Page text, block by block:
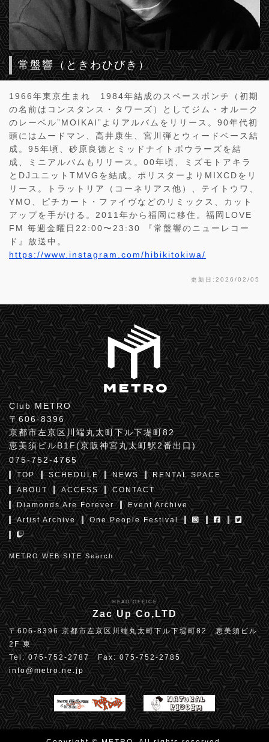
常盤響（ときわひびき）
1966年東京生まれ 1984年結成のスペースポンチ（初期
の名前はコンスタンス・タワーズ）としてジム・オルーク
のレーベル”MOIKAI”よりアルバムをリリース。90年代初
頭にはムードマン、高井康生、宮川弾とウィードベース結
成。95年頃、砂原良徳とミッドナイトボウラーズを結
成、ミニアルバムもリリース。00年頃、ミズモトアキラ
とDJユニットTMVGを結成。ポリスターよりMIXCDをリ
リース。トラットリア（コーネリアス他）、テイトウワ、
YMO、ピチカート・ファイヴなどのリミックス、カット
アップを手がける。2011年から福岡に移住。福岡LOVE
FM 毎週金曜日22:00〜23:30 『常盤響のニューレコー
ド』放送中。
https://www.instagram.com/hibikitokiwa/
更新日:2026/02/05
Club METRO
〒606-8396
京都市左京区川端丸太町下ル下堤町82
恵美須ビルB1F(京阪神宮丸太町駅2番出口)
075-752-4765
TOP SCHEDULE NEWS
RENTAL SPACE
ABOUT
ACCESS
CONTACT
Diamonds Are Forever
Event Archive
Artist Archive
One People Festival
METRO WEB SITE Search
HEAD OFFICE
Zac Up Co,LTD
〒606-8396 京都市左京区川端丸太町下ル下堤町82 恵美須ビル
2F 東
Tel: 075-752-2787 Fax: 075-752-2785
info@metro.ne.jp